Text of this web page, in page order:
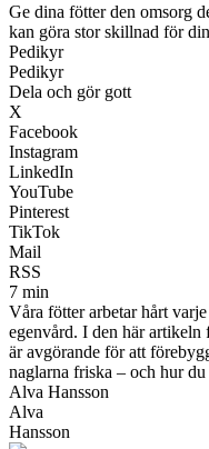
Ge dina fötter den omsorg
kan göra stor skillnad för
Pedikyr
Pedikyr
Dela och gör gott
X
Facebook
Instagram
LinkedIn
YouTube
Pinterest
TikTok
Mail
RSS
7 min
Våra fötter arbetar hårt
egenvård. I den här
är avgörande för att
naglarna friska – och hur
Alva Hansson
Alva
Hansson